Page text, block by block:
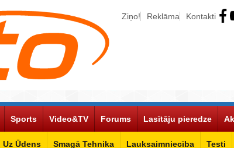
Ziņo! Reklāma Kontakti
Uz Ūdens Smagā Tehnika Lauksaimniecība Testi
Sports Video&TV Forums Lasītāju pieredze